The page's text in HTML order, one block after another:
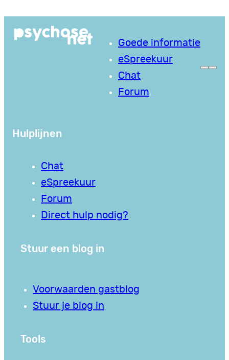
naar
Goede informatie
eSpreekuur
Chat
Forum
Hulplijnen
Chat
eSpreekuur
Forum
Direct hulp nodig?
Stuur een blog in
Voorwaarden gastblog
Stuur je blog in
Tools